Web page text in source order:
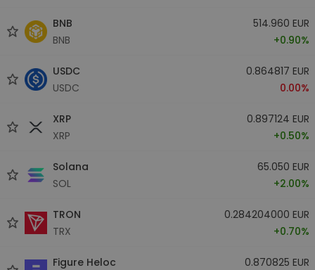
BNB
BNB
514.960 EUR
+0.90%
USDC
USDC
0.864817 EUR
0.00%
XRP
XRP
0.897124 EUR
+0.50%
Solana
SOL
65.050 EUR
+2.00%
TRON
TRX
0.284204000 EUR
+0.70%
Figure Heloc
0.870825 EUR